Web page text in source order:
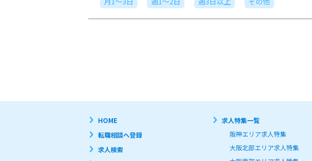
HOME
転職相談へ登録
求人検索
求人特集一覧
阪神エリア求人特集
大阪北部エリア求人特集